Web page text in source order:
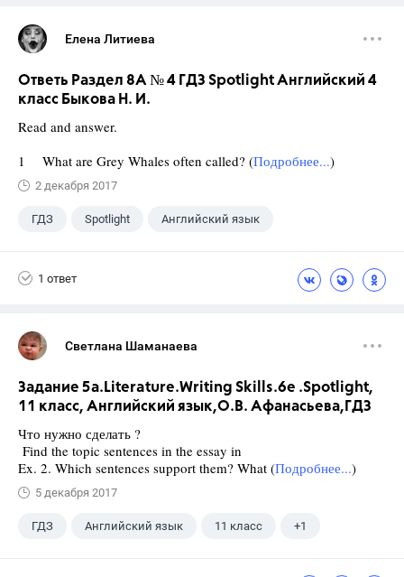
Елена Литиева
Ответь Раздел 8A № 4 ГДЗ Spotlight Английский 4
класс Быкова Н. И.
Read and answer.
1 What are Grey Whales often called? (Подробнее...)
2 декабря 2017
ГДЗ Spotlight Английский язык
1 ответ
Светлана Шаманаева
Задание 5а.Literature.Writing Skills.6e .Spotlight,
11 класс, Английский язык,О.В. Афанасьева,ГДЗ
Что нужно сделать ?
Find the topic sentences in the essay in
Ex. 2. Which sentences support them? What (Подробнее...)
5 декабря 2017
ГДЗ Английский язык 11 класс +1